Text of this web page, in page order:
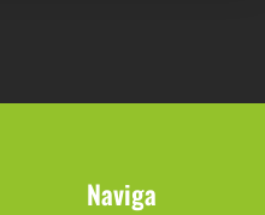
Naviga